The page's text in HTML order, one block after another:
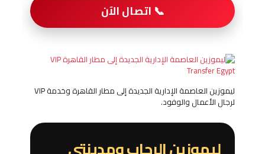
📞 اتصال الآن
ليموزين العاصمة الإدارية الجديدة إلى مطار القاهرة وخدمة VIP
لرجال الأعمال والوفود.